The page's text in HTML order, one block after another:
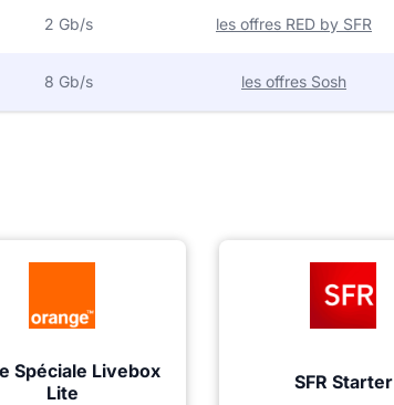
2 Gb/s les offres RED by SFR
8 Gb/s les offres Sosh
Spéciale Livebox
Lite
SFR Starter